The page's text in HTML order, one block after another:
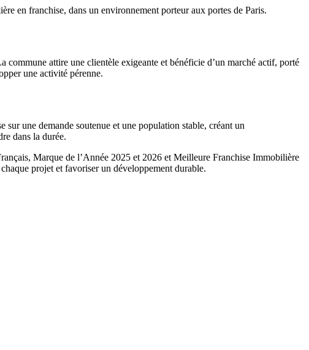
en franchise, dans un environnement porteur aux portes de Paris.
attire une clientèle exigeante et bénéficie d’un marché actif, porté
une activité pérenne.
une demande soutenue et une population stable, créant un
dans la durée.
Marque de l’Année 2025 et 2026 et Meilleure Franchise Immobilière
projet et favoriser un développement durable.